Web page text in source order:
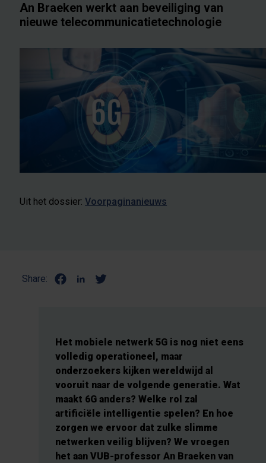
An Braeken werkt aan beveiliging van
nieuwe telecommunicatietechnologie
Uit het dossier: Voorpaginanieuws
Share:
Het mobiele netwerk 5G is nog niet eens
volledig operationeel, maar
onderzoekers kijken wereldwijd al
vooruit naar de volgende generatie. Wat
maakt 6G anders? Welke rol zal
artificiële intelligentie spelen? En hoe
zorgen we ervoor dat zulke slimme
netwerken veilig blijven? We vroegen
het aan VUB-professor An Braeken van